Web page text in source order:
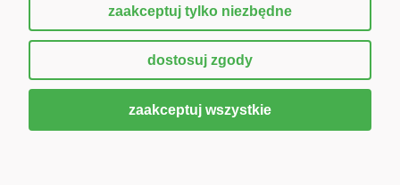
Sklep internetowy Shoper Premium
zaakceptuj tylko niezbędne
dostosuj zgody
zaakceptuj wszystkie